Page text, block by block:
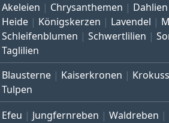
Akeleien Chrysanthemen Dahlien
Heide
Königskerzen Lavendel
Schleifenblumen
Schwertlilien
Taglilien
Blausterne Kaiserkronen
Tulpen
Efeu Jungfernreben Waldreben